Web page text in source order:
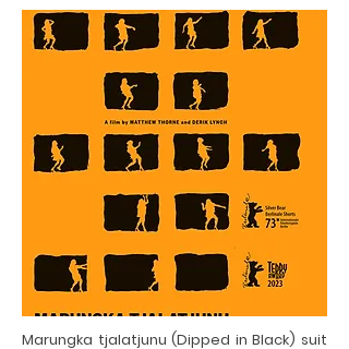
Marungka tjalatjunu (Dipped in Black) suit